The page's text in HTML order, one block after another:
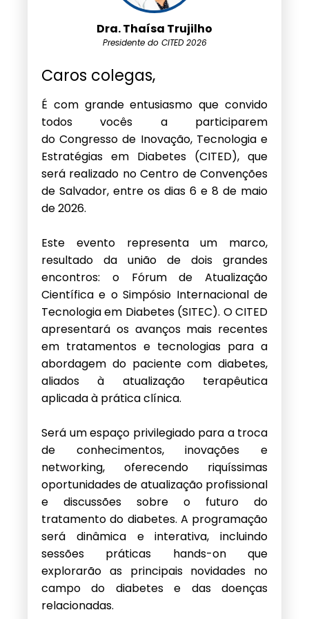
Dra. Thaísa Trujilho
Presidente do CITED 2026
Caros colegas,
É com grande entusiasmo que convido
todos vocês a participarem
do Congresso de Inovação, Tecnologia e
Estratégias em Diabetes (CITED), que
será realizado no Centro de Convenções
de Salvador, entre os dias 6 e 8 de maio
de 2026.
Este evento representa um marco,
resultado da união de dois grandes
encontros: o Fórum de Atualização
Científica e o Simpósio Internacional de
Tecnologia em Diabetes (SITEC). O CITED
apresentará os avanços mais recentes
em tratamentos e tecnologias para a
abordagem do paciente com diabetes,
aliados à atualização terapêutica
aplicada à prática clínica.
Será um espaço privilegiado para a troca
de conhecimentos, inovações e
networking, oferecendo riquíssimas
oportunidades de atualização profissional
e discussões sobre o futuro do
tratamento do diabetes. A programação
será dinâmica e interativa, incluindo
sessões práticas hands-on que
explorarão as principais novidades no
campo do diabetes e das doenças
relacionadas.